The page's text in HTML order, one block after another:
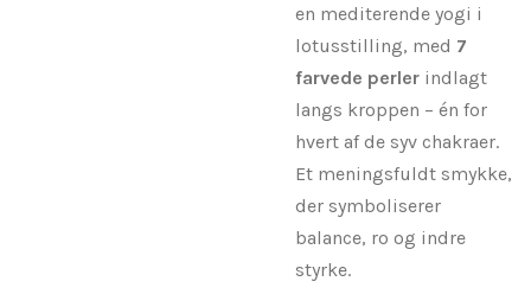
en mediterende yogi i
lotusstilling, med 7
farvede perler indlagt
langs kroppen – én for
hvert af de syv chakraer.
Et meningsfuldt smykke,
der symboliserer
balance, ro og indre
styrke.